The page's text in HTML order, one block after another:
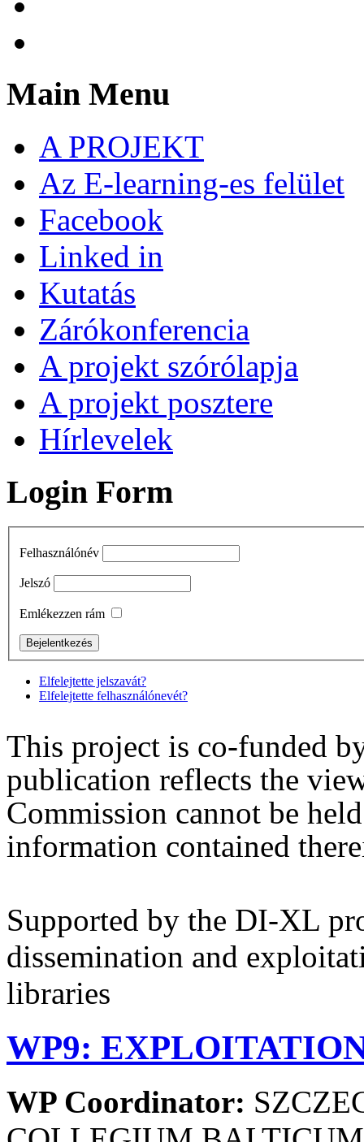
Main Menu
A PROJEKT
Az E-learning-es felület
Facebook
Linked in
Kutatás
Zárókonferencia
A projekt szórólapja
A projekt posztere
Hírlevelek
Login Form
Felhasználónév
Jelszó
Emlékezzen rám
Elfelejtette jelszavát?
Elfelejtette felhasználónevét?
This project is co-funded
publication reflects the
Commission cannot be
information contained
Supported by the DI-XL
dissemination and
libraries
WP9:
WP Coordinator: